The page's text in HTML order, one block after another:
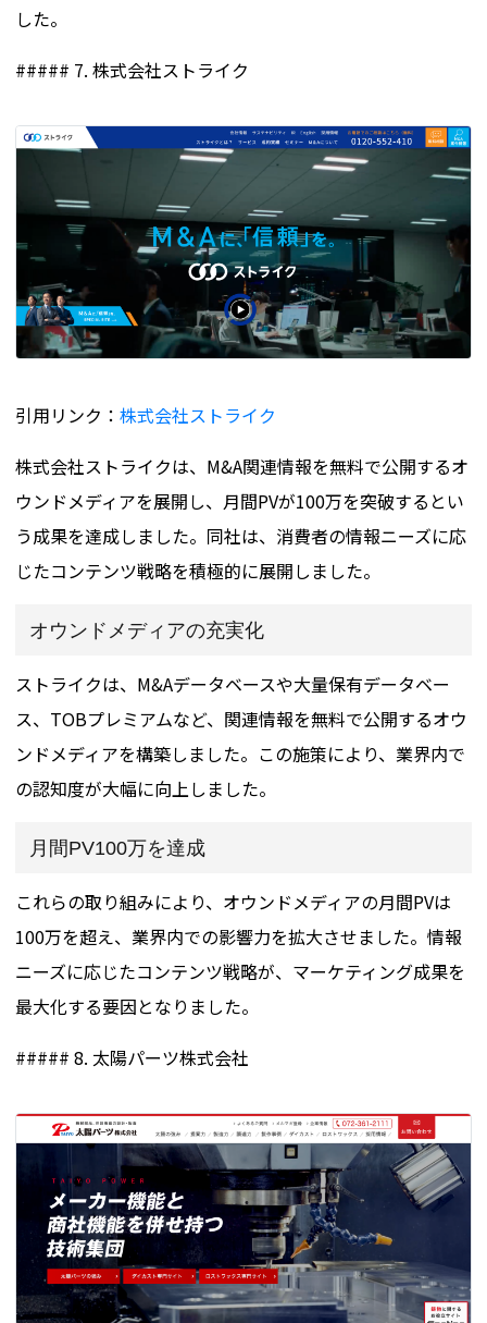
した。
##### 7. 株式会社ストライク
引用リンク：株式会社ストライク
株式会社ストライクは、M&A関連情報を無料で公開するオ
ウンドメディアを展開し、月間PVが100万を突破するとい
う成果を達成しました。同社は、消費者の情報ニーズに応
じたコンテンツ戦略を積極的に展開しました。
オウンドメディアの充実化
ストライクは、M&Aデータベースや大量保有データベー
ス、TOBプレミアムなど、関連情報を無料で公開するオウ
ンドメディアを構築しました。この施策により、業界内で
の認知度が大幅に向上しました。
月間PV100万を達成
これらの取り組みにより、オウンドメディアの月間PVは
100万を超え、業界内での影響力を拡大させました。情報
ニーズに応じたコンテンツ戦略が、マーケティング成果を
最大化する要因となりました。
##### 8. 太陽パーツ株式会社